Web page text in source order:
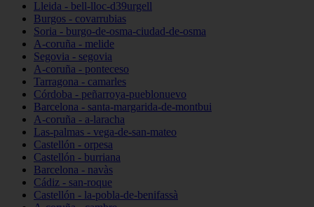
Lleida - bell-lloc-d39urgell
Burgos - covarrubias
Soria - burgo-de-osma-ciudad-de-osma
A-coruña - melide
Segovia - segovia
A-coruña - ponteceso
Tarragona - camarles
Córdoba - peñarroya-pueblonuevo
Barcelona - santa-margarida-de-montbui
A-coruña - a-laracha
Las-palmas - vega-de-san-mateo
Castellón - orpesa
Castellón - burriana
Barcelona - navàs
Cádiz - san-roque
Castellón - la-pobla-de-benifassà